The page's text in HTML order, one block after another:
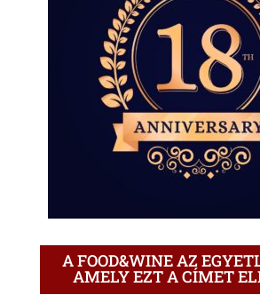
A FOOD&WINE AZ
AMELY EZT A CÍMET